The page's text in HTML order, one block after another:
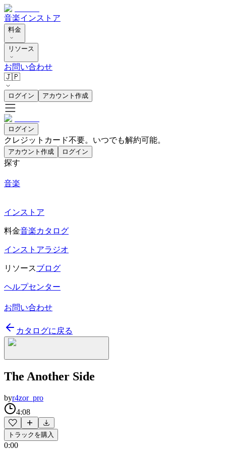
音楽インストア
料金
リソース
お問い合わせ
🇯🇵
ログイン アカウント作成
ログイン
クレジットカード不要。いつでも解約可能。
アカウント作成 ログイン
探す
音楽
インストア
料金音楽カタログ
インストアラジオ
リソースブログ
ヘルプセンター
お問い合わせ
カタログに戻る
The Another Side
byr4zor_pro
4:08
トラックを購入
0:00